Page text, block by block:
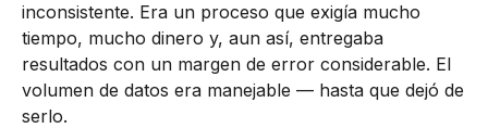
inconsistente. Era un proceso que exigía mucho
tiempo, mucho dinero y, aun así, entregaba
resultados con un margen de error considerable. El
volumen de datos era manejable — hasta que dejó de
serlo.